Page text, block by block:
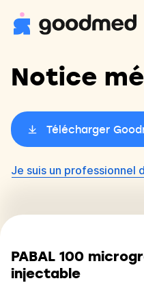
Notice
Télécharger
Je suis un professionnel
PABAL 100
injectable